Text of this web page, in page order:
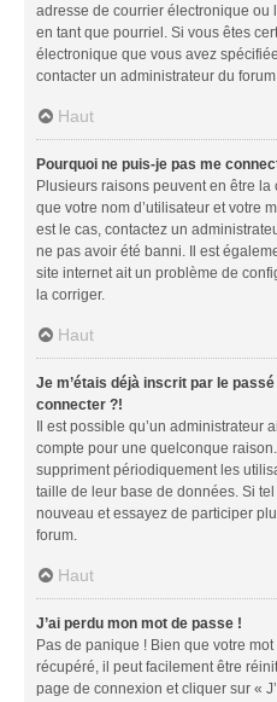
adresse de courrier électronique ou
en tant que pourriel. Si vous êtes
électronique que vous avez
contacter un administrateur du
Haut
Pourquoi ne puis-je pas me
Plusieurs raisons peuvent en être la
que votre nom d’utilisateur et votre
est le cas, contactez un
ne pas avoir été banni. Il est
site internet ait un problème de
la corriger.
Haut
Je m’étais déjà inscrit par le
connecter ?!
Il est possible qu’un administrateur
compte pour une quelconque
suppriment périodiquement les
taille de leur base de données. Si
nouveau et essayez de participer
forum.
Haut
J’ai perdu mon mot de passe !
Pas de panique ! Bien que votre
récupéré, il peut facilement être
page de connexion et cliquer sur «